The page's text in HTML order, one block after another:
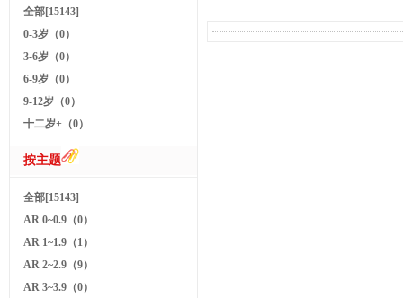
全部[15143]
0-3岁（0）
3-6岁（0）
6-9岁（0）
9-12岁（0）
十二岁+（0）
按主题
全部[15143]
AR 0~0.9（0）
AR 1~1.9（1）
AR 2~2.9（9）
AR 3~3.9（0）